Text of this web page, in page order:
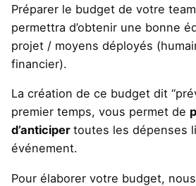
Préparer le budget de votre
permettra d’obtenir une bonne
projet / moyens déployés
financier).
La création de ce budget dit
premier temps, vous permet de
d’anticiper toutes les dépenses
événement.
Pour élaborer votre budget,